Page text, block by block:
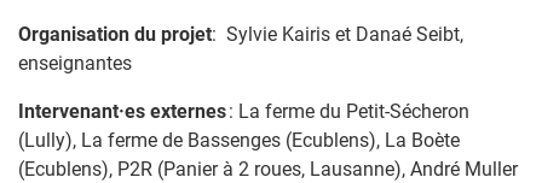
Organisation du projet: Sylvie Kairis et Danaé Seibt,
enseignantes
Intervenant·es externes: La ferme du Petit-Sécheron
(Lully), La ferme de Bassenges (Ecublens), La Boète
(Ecublens), P2R (Panier à 2 roues, Lausanne), André Muller